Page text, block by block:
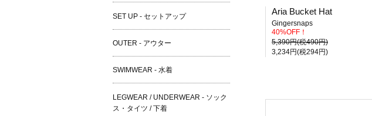
Aria Bucket Hat
Gingersnaps
40%OFF！
5,390円(税490円)
3,234円(税294円)
SET UP - セットアップ
OUTER - アウター
SWIMWEAR - 水着
LEGWEAR / UNDERWEAR - ソック
ス・タイツ / 下着